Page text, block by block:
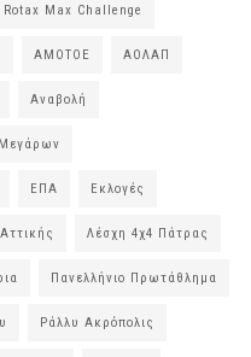
Rotax Max Challenge
ΑΜΟΤΟΕ ΑΟΛΑΠ
Αναβολή
Μεγάρων
ΕΠΑ Εκλογές
Λέσχη 4χ4 Πάτρας
Πανελλήνιο Πρωτάθλημα
Ράλλυ Ακρόπολις